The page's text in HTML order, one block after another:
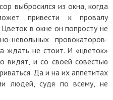
выбросился из окна, когда
привести к провалу
в окне он попросту не
невольных провокаторов-
ждать не стоит. И «цветок»
видят, и со своей совестью
Да и на их аппетитах
людей, судя по всему, не